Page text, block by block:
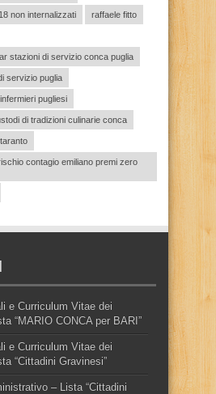
non internalizzati raffaele fitto
stazioni di servizio conca puglia
servizio puglia
pugliesi
di tradizioni culinarie conca
taranto
contagio emiliano premi zero
e Curriculum Vitae dei
“MARIO CONCA per BARI”
e Curriculum Vitae dei
“Cittadini Gravinesi”
– Lista “Cittadini